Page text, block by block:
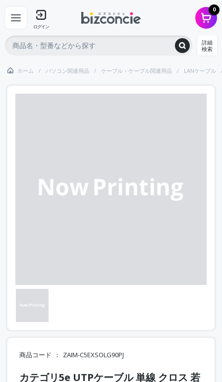
ログイン
0
詳細
検索
ホーム パソコン関連用品 ケーブル・ケーブル関連用品 LANケーブル
商品コード ZAIM-C5EXSOLG90PJ
カテゴリ5e UTPケーブル 単線 クロス 若